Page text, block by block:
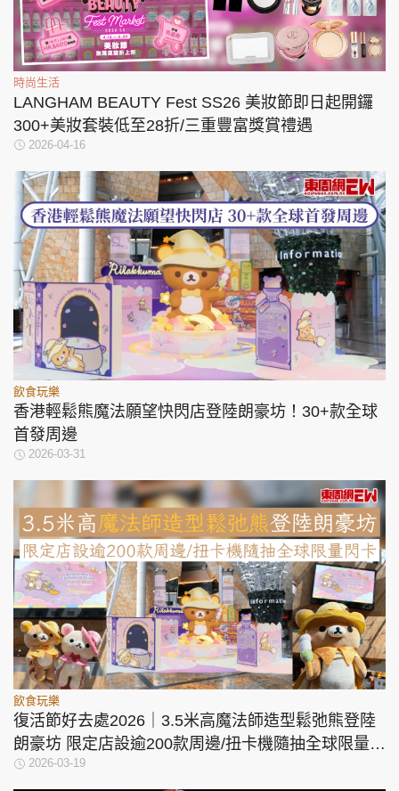
時尚生活
LANGHAM BEAUTY Fest SS26 美妝節即日起開鑼
300+美妝套裝低至28折/三重豐富獎賞禮遇
2026-04-16
飲食玩樂
香港輕鬆熊魔法願望快閃店登陸朗豪坊！30+款全球
首發周邊
2026-03-31
飲食玩樂
復活節好去處2026｜3.5米高魔法師造型鬆弛熊登陸
朗豪坊 限定店設逾200款周邊/扭卡機隨抽全球限量閃
卡2026-03-19